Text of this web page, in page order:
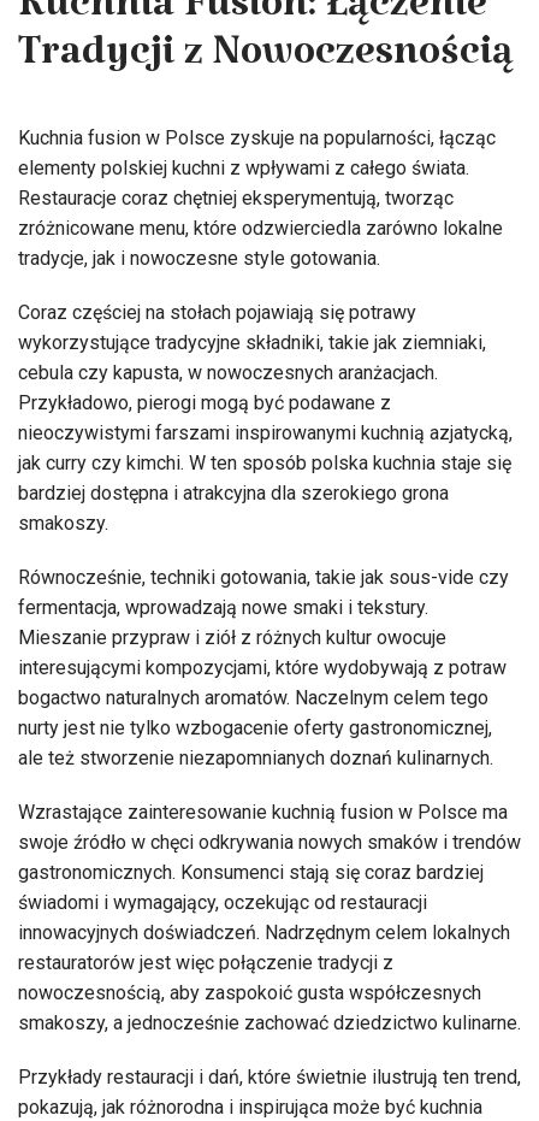
Kuchnia Fusion: Łączenie
Tradycji z Nowoczesnością
Kuchnia fusion w Polsce zyskuje na popularności, łącząc
elementy polskiej kuchni z wpływami z całego świata.
Restauracje coraz chętniej eksperymentują, tworząc
zróżnicowane menu, które odzwierciedla zarówno lokalne
tradycje, jak i nowoczesne style gotowania.
Coraz częściej na stołach pojawiają się potrawy
wykorzystujące tradycyjne składniki, takie jak ziemniaki,
cebula czy kapusta, w nowoczesnych aranżacjach.
Przykładowo, pierogi mogą być podawane z
nieoczywistymi farszami inspirowanymi kuchnią azjatycką,
jak curry czy kimchi. W ten sposób polska kuchnia staje się
bardziej dostępna i atrakcyjna dla szerokiego grona
smakoszy.
Równocześnie, techniki gotowania, takie jak sous-vide czy
fermentacja, wprowadzają nowe smaki i tekstury.
Mieszanie przypraw i ziół z różnych kultur owocuje
interesującymi kompozycjami, które wydobywają z potraw
bogactwo naturalnych aromatów. Naczelnym celem tego
nurty jest nie tylko wzbogacenie oferty gastronomicznej,
ale też stworzenie niezapomnianych doznań kulinarnych.
Wzrastające zainteresowanie kuchnią fusion w Polsce ma
swoje źródło w chęci odkrywania nowych smaków i trendów
gastronomicznych. Konsumenci stają się coraz bardziej
świadomi i wymagający, oczekując od restauracji
innowacyjnych doświadczeń. Nadrzędnym celem lokalnych
restauratorów jest więc połączenie tradycji z
nowoczesnością, aby zaspokoić gusta współczesnych
smakoszy, a jednocześnie zachować dziedzictwo kulinarne.
Przykłady restauracji i dań, które świetnie ilustrują ten trend,
pokazują, jak różnorodna i inspirująca może być kuchnia